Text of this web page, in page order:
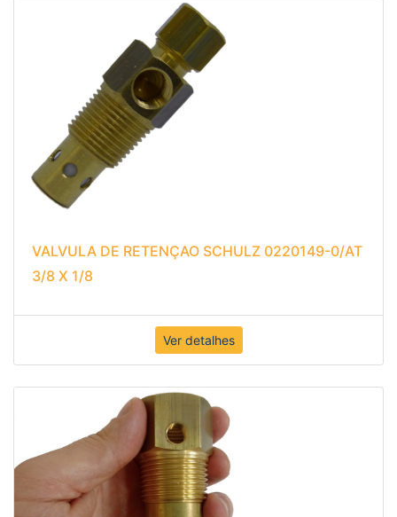
VALVULA DE RETENÇAO SCHULZ 0220149-0/AT
3/8 X 1/8
Ver detalhes